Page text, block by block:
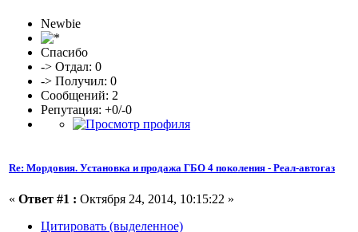
Newbie
Спасибо
-> Отдал: 0
-> Получил: 0
Сообщений: 2
Репутация: +0/-0
Re: Мордовия. Установка и продажа ГБО 4 поколения - Реал-автогаз
« Ответ #1 : Октября 24, 2014, 10:15:22 »
Цитировать (выделенное)